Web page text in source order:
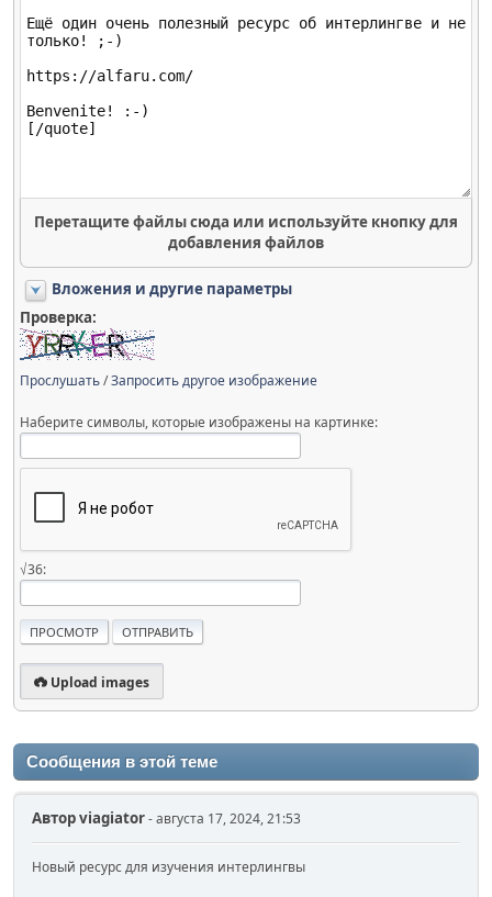
Перетащите файлы сюда или используйте кнопку для
добавления файлов
Вложения и другие параметры
Проверка:
Прослушать/Запросить другое изображение
Наберите символы, которые изображены на картинке:
√36:
Upload images
Сообщения в этой теме
Авторviagiator- августа 17, 2024, 21:53
Новый ресурс для изучения интерлингвы